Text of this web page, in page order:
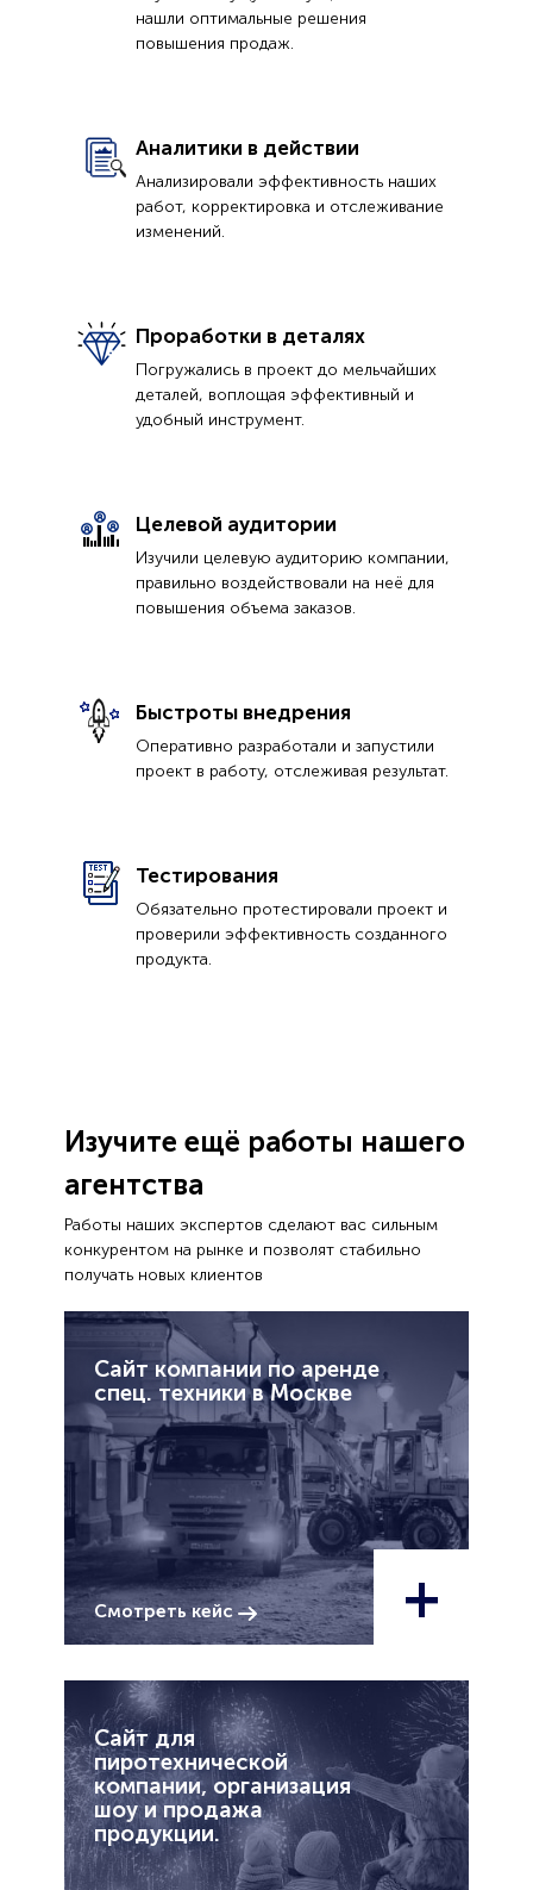
нашли оптимальные решения
повышения продаж.
Аналитики в действии
Анализировали эффективность наших
работ, корректировка и отслеживание
изменений.
Проработки в деталях
Погружались в проект до мельчайших
деталей, воплощая эффективный и
удобный инструмент.
Целевой аудитории
Изучили целевую аудиторию компании,
правильно воздействовали на неё для
повышения объема заказов.
Быстроты внедрения
Оперативно разработали и запустили
проект в работу, отслеживая результат.
Тестирования
Обязательно протестировали проект и
проверили эффективность созданного
продукта.
Изучите ещё работы нашего
агентства
Работы наших экспертов сделают вас сильным
конкурентом на рынке и позволят стабильно
получать новых клиентов
Сайт компании по аренде
спец. техники в Москве
Смотреть кейс +
Сайт для
пиротехнической
компании, организация
шоу и продажа
продукции.